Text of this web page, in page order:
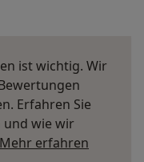
ist wichtig. Wir
Erfahren Sie
und wie wir
Mehr erfahren